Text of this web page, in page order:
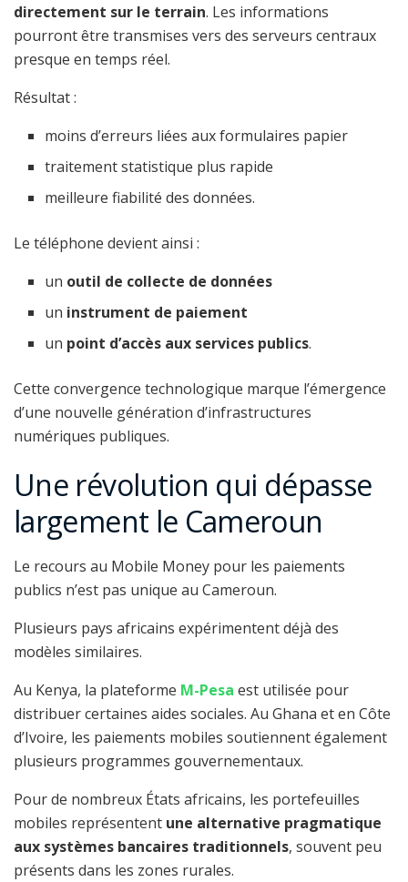
directement sur le terrain. Les informations
pourront être transmises vers des serveurs centraux
presque en temps réel.
Résultat :
moins d’erreurs liées aux formulaires papier
traitement statistique plus rapide
meilleure fiabilité des données.
Le téléphone devient ainsi :
un outil de collecte de données
un instrument de paiement
un point d’accès aux services publics.
Cette convergence technologique marque l’émergence
d’une nouvelle génération d’infrastructures
numériques publiques.
Une révolution qui dépasse
largement le Cameroun
Le recours au Mobile Money pour les paiements
publics n’est pas unique au Cameroun.
Plusieurs pays africains expérimentent déjà des
modèles similaires.
Au Kenya, la plateforme M-Pesa est utilisée pour
distribuer certaines aides sociales. Au Ghana et en Côte
d’Ivoire, les paiements mobiles soutiennent également
plusieurs programmes gouvernementaux.
Pour de nombreux États africains, les portefeuilles
mobiles représentent une alternative pragmatique
aux systèmes bancaires traditionnels, souvent peu
présents dans les zones rurales.